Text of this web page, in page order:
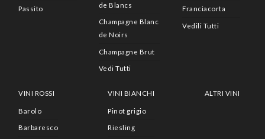
Passito
de Blancs
Champagne Blanc
de Noirs
Champagne Brut
Vedi Tutti
Franciacorta
Vedili Tutti
VINI ROSSI
Barolo
Barbaresco
VINI BIANCHI
Pinot grigio
Riesling
ALTRI VINI